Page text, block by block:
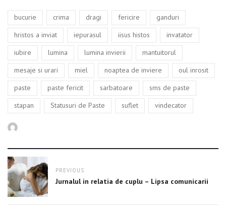
Tags
bucurie crima dragi fericire ganduri
hristos a inviat iepurasul iisus histos invatator
iubire lumina lumina invierii mantuitorul
mesaje si urari miel noaptea de inviere oul inrosit
paste paste fericit sarbatoare sms de paste
stapan Statusuri de Paste suflet vindecator
Post
navigation
PREVIOUS
Previous
Jurnalul in relatia de cuplu – Lipsa comunicarii